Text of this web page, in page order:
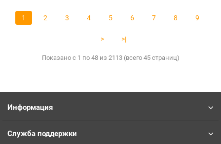
1 2 3 4 5 6 7 8 9
> >|
Показано с 1 по 48 из 2113 (всего 45 страниц)
Информация
Служба поддержки